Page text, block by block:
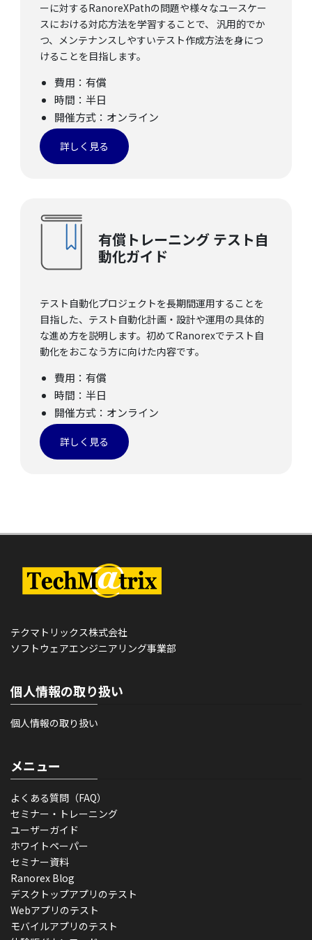
ーに対するRanoreXPathの問題や様々なユースケー
スにおける対応方法を学習することで、 汎用的でか
つ、メンテナンスしやすいテスト作成方法を身につ
けることを目指します。
費用：有償
時間：半日
開催方式：オンライン
詳しく見る
有償トレーニング テスト自
動化ガイド
テスト自動化プロジェクトを長期間運用することを
目指した、テスト自動化計画・設計や運用の具体的
な進め方を説明します。初めてRanorexでテスト自
動化をおこなう方に向けた内容です。
費用：有償
時間：半日
開催方式：オンライン
詳しく見る
テクマトリックス株式会社
ソフトウェアエンジニアリング事業部
個人情報の取り扱い
個人情報の取り扱い
メニュー
よくある質問（FAQ）
セミナー・トレーニング
ユーザーガイド
ホワイトペーパー
セミナー資料
Ranorex Blog
デスクトップアプリのテスト
Webアプリのテスト
モバイルアプリのテスト